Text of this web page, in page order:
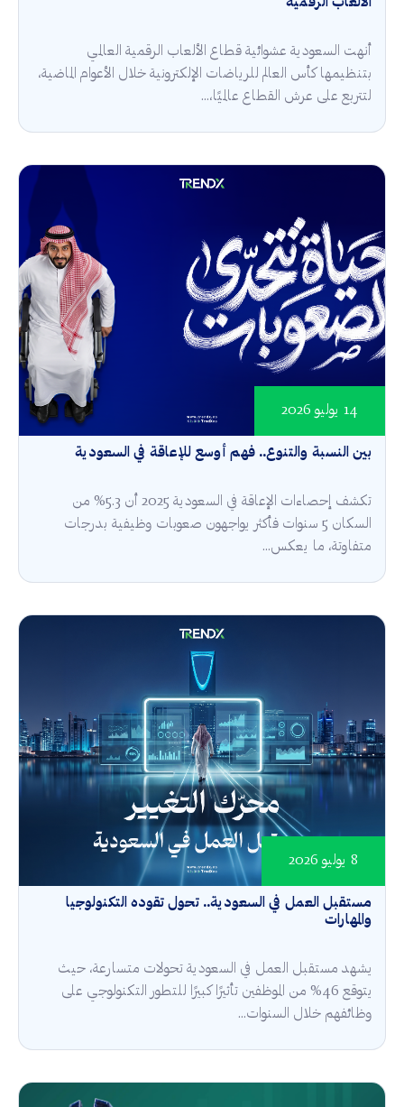
أنهت السعودية عشوائية قطاع الألعاب الرقمية العالمي
بتنظيمها كأس العالم للرياضات الإلكترونية خلال الأعوام الماضية،
لتتربع على عرش القطاع عالميًا،...
بين النسبة والتنوع.. فهم أوسع للإعاقة في السعودية
14 يوليو 2026
تكشف إحصاءات الإعاقة في السعودية 2025 أن 5.3% من
السكان 5 سنوات فأكثر يواجهون صعوبات وظيفية بدرجات
متفاوتة، ما يعكس...
مستقبل العمل في السعودية.. تحول تقوده التكنولوجيا
والمهارات
8 يوليو 2026
يشهد مستقبل العمل في السعودية تحولات متسارعة، حيث
يتوقع 46% من الموظفين تأثيرًا كبيرًا للتطور التكنولوجي على
وظائفهم خلال السنوات...